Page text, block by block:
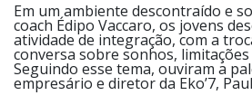
Em um ambiente descontraído e
coach Édipo Vaccaro, os jovens
atividade de integração, com a
conversa sobre sonhos,
Seguindo esse tema, ouviram a
empresário e diretor da Eko’7,